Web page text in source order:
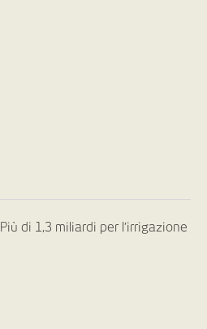
Più di 1,3 miliardi per l’irrigazione